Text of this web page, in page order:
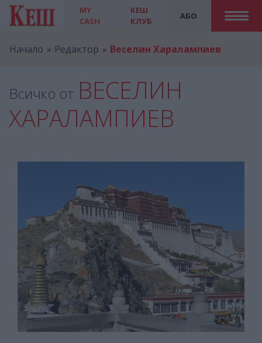
MY
CASH
АБО
КЕШ
КЛУБ
Начало Редактор Веселин Харалампиев
Всичко от ВЕСЕЛИН
ХАРАЛАМПИЕВ